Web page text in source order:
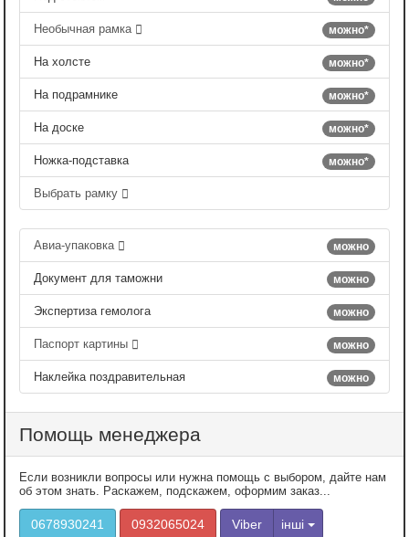
можно*
Необычная рамка
можно*
На холсте
можно*
На подрамнике
можно*
На доске
можно*
Ножка-подставка
Выбрать рамку
можно
Авиа-упаковка
можно
Документ для таможни
можно
Экспертиза гемолога
можно
Паспорт картины
можно
Наклейка поздравительная
Помощь менеджера
Если возникли вопросы или нужна помощь с выбором, дайте нам
об этом знать. Раскажем, подскажем, оформим заказ...
0678930241 0932065024 Viber інші